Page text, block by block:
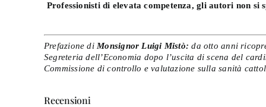
Professionisti di elevata competenza, gli autori non
Prefazione di Monsignor Luigi Mistò: da otto anni
Segreteria dell’Economia dopo l’uscita di scena del
Commissione di controllo e valutazione sulla sanità
Recensioni